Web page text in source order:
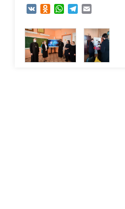
VK Odnoklassniki
WhatsAppTelegram